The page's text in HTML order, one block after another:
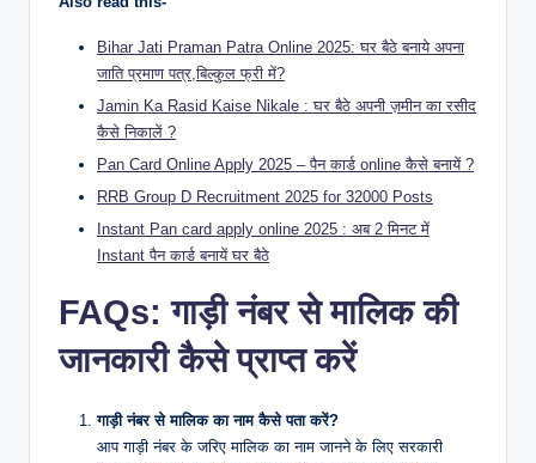
Bihar Jati Praman Patra Online 2025: घर बैठे बनाये अपना
जाति प्रमाण पत्र,बिल्कुल फ्री में?
Jamin Ka Rasid Kaise Nikale : घर बैठे अपनी ज़मीन का रसीद
कैसे निकालें ?
Pan Card Online Apply 2025 – पैन कार्ड online कैसे बनायें ?
RRB Group D Recruitment 2025 for 32000 Posts
Instant Pan card apply online 2025 : अब 2 मिनट में
Instant पैन कार्ड बनायें घर बैठे
FAQs: गाड़ी नंबर से मालिक की
जानकारी कैसे प्राप्त करें
गाड़ी नंबर से मालिक का नाम कैसे पता करें?
आप गाड़ी नंबर के जरिए मालिक का नाम जानने के लिए सरकारी